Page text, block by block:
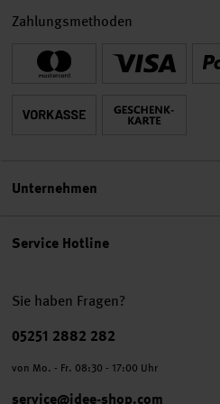
Service Hotline
Sie haben Fragen?
Telefonnummer
05251 2882 282
von Mo. - Fr. 08:30 - 17:00 Uhr
service@idee-shop.com
Zahlungsmethoden
Unternehmen